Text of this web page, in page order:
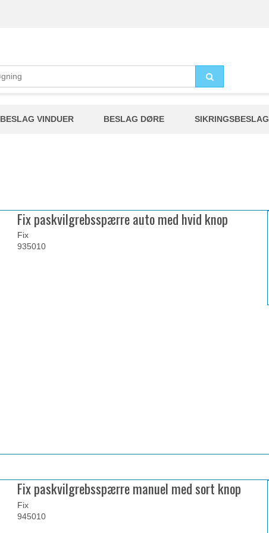
BESLAG VINDUER BESLAG DØRE SIKRINGSBESLAG
Fix paskvilgrebsspærre auto med hvid knop
Fix
935010
Fix paskvilgrebsspærre manuel med sort knop
Fix
945010